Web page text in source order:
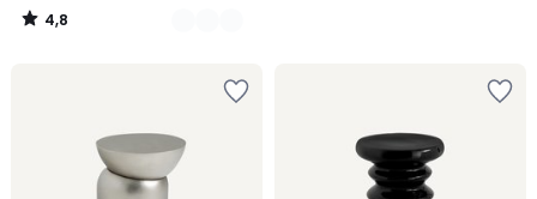
4,8
/